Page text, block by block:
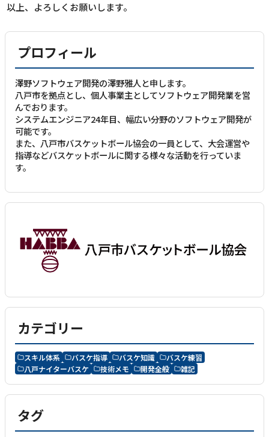
以上、よろしくお願いします。
プロフィール
澤野ソフトウェア開発の澤野雅人と申します。
八戸市を拠点とし、個人事業主としてソフトウェア開発業を営
んでおります。
システムエンジニア24年目、幅広い分野のソフトウェア開発が
可能です。
また、八戸市バスケットボール協会の一員として、大会運営や
指導などバスケットボールに関する様々な活動を行っていま
す。
カテゴリー
スキル体系 バスケ指導 バスケ知識
バスケ練習
八戸ナイターバスケ
技術メモ 開発全般 雑記
タグ